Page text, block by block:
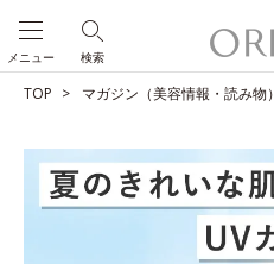
検索
メニュー
TOP マガジン（美容情報・読み物）